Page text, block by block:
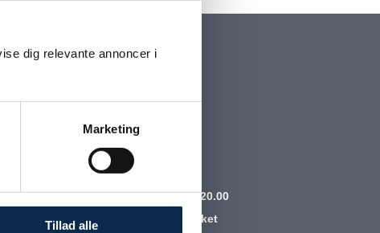
dig relevante annoncer i
Marketing
Tillad alle
Telefontider
Mandag – Fredag 16.00 – 20.00
Lørdag og søndag: Lukket